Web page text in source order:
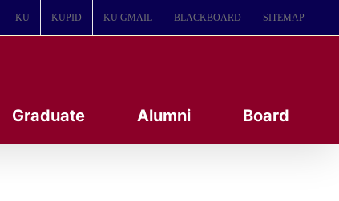
KU KUPID KU GMAIL BLACKBOARD SITEMAP
Graduate Alumni Board